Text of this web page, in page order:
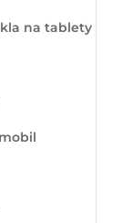
na tablety